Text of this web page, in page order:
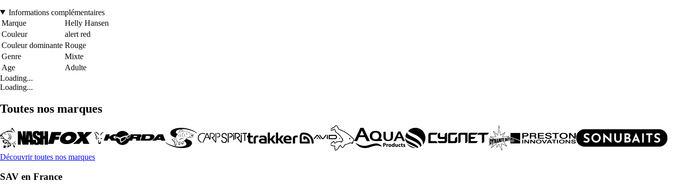
Informations complémentaires
Marque
Helly Hansen
Couleur
alert red
Couleur dominante Rouge
Genre
Mixte
Age
Adulte
Loading...
Loading...
Toutes nos marques
Découvrir toutes nos marques
SAV en France